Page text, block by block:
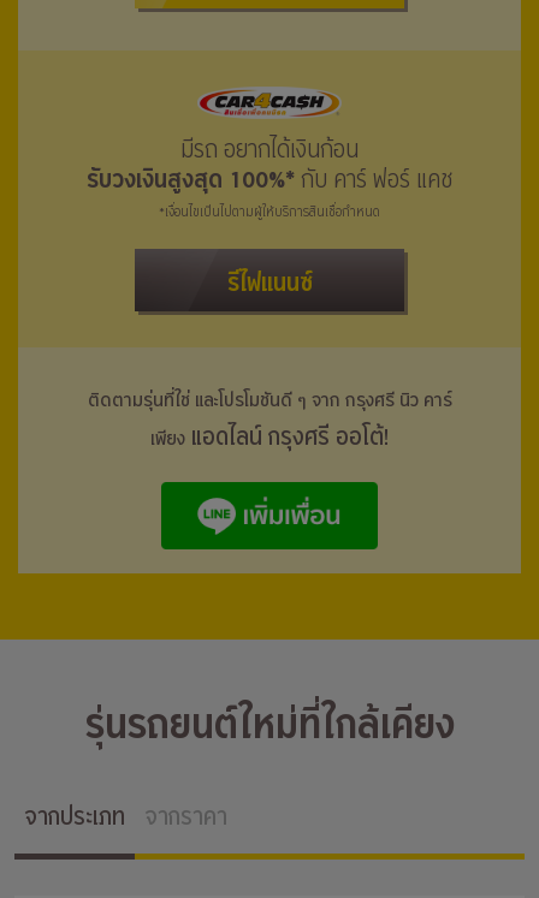
มีรถ อยากได้เงินก้อน
รับวงเงินสูงสุด 100%* กับ คาร์ ฟอร์ แคช
*เงื่อนไขเป็นไปตามผู้ให้บริการสินเชื่อกำหนด
รีไฟแนนซ์
ติดตามรุ่นที่ใช่ และโปรโมชันดี ๆ จาก กรุงศรี นิว คาร์
เพียง แอดไลน์ กรุงศรี ออโต้!
รุ่นรถยนต์ใหม่ที่ใกล้เคียง
จากประเภท จากราคา